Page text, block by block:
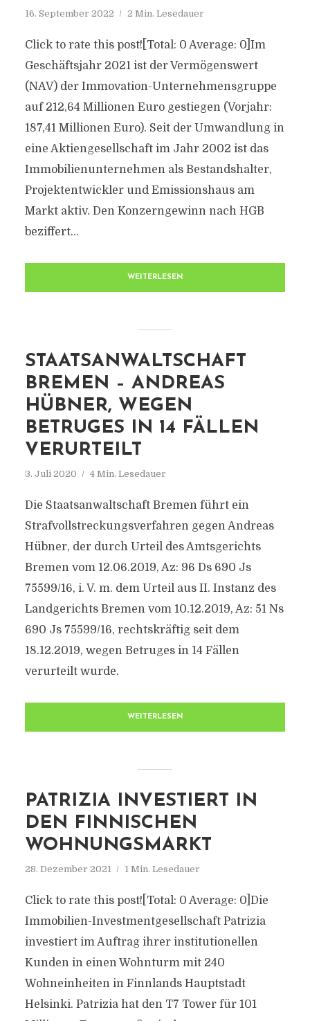
16. September 2022 2 Min. Lesedauer
Click to rate this post![Total: 0 Average: 0]Im
Geschäftsjahr 2021 ist der Vermögenswert
(NAV) der Immovation-Unternehmensgruppe
auf 212,64 Millionen Euro gestiegen (Vorjahr:
187,41 Millionen Euro). Seit der Umwandlung in
eine Aktiengesellschaft im Jahr 2002 ist das
Immobilienunternehmen als Bestandshalter,
Projektentwickler und Emissionshaus am
Markt aktiv. Den Konzerngewinn nach HGB
beziffert...
WEITERLESEN
STAATSANWALTSCHAFT
BREMEN – ANDREAS
HÜBNER, WEGEN
BETRUGES IN 14 FÄLLEN
VERURTEILT
3. Juli 2020 4 Min. Lesedauer
Die Staatsanwaltschaft Bremen führt ein
Strafvollstreckungsverfahren gegen Andreas
Hübner, der durch Urteil des Amtsgerichts
Bremen vom 12.06.2019, Az: 96 Ds 690 Js
75599/16, i. V. m. dem Urteil aus II. Instanz des
Landgerichts Bremen vom 10.12.2019, Az: 51 Ns
690 Js 75599/16, rechtskräftig seit dem
18.12.2019, wegen Betruges in 14 Fällen
verurteilt wurde.
WEITERLESEN
PATRIZIA INVESTIERT IN
DEN FINNISCHEN
WOHNUNGSMARKT
28. Dezember 2021 1 Min. Lesedauer
Click to rate this post![Total: 0 Average: 0]Die
Immobilien-Investmentgesellschaft Patrizia
investiert im Auftrag ihrer institutionellen
Kunden in einen Wohnturm mit 240
Wohneinheiten in Finnlands Hauptstadt
Helsinki. Patrizia hat den T7 Tower für 101